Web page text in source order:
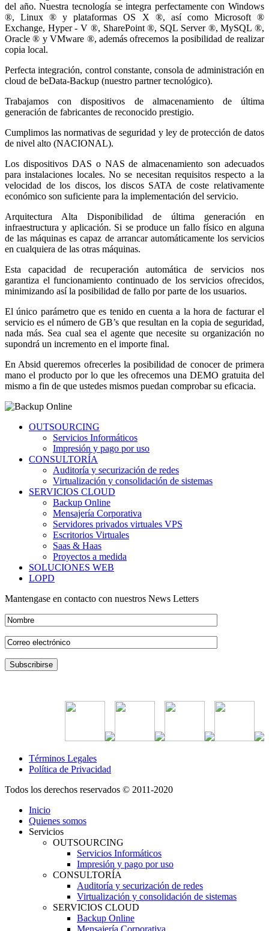
del año. Nuestra tecnología se integra perfectamente con Windows
®, Linux ® y plataformas OS X ®, así como Microsoft ®
Exchange, Hyper - V ®, SharePoint ®, SQL Server ®, MySQL ®,
Oracle ® y VMware ®, además ofrecemos la posibilidad de realizar
copia local.
Perfecta integración, control constante, consola de administración en
cloud de beData-Backup (nuestro partner tecnológico).
Trabajamos con dispositivos de almacenamiento de última
generación de fabricantes de reconocido prestigio.
Cumplimos las normativas de seguridad y ley de protección de datos
de nivel alto (NACIONAL).
Los dispositivos DAS o NAS de almacenamiento son adecuados
para instalaciones locales. No se necesitan requisitos respecto a la
velocidad de los discos, los discos SATA de coste relativamente
económico son suficiente para la implementación del servicio.
Arquitectura Alta Disponibilidad de última generación en
infraestructura y aplicación. Si se produce un fallo físico en alguna
de las máquinas es capaz de arrancar automáticamente los servicios
en cualquiera de las otras máquinas.
Esta capacidad de recuperación automática de servicios nos
garantiza el funcionamiento continuado de los servicios ofrecidos,
minimizando así la posibilidad de fallo por parte de los usuarios.
El único parámetro que es tenido en cuenta a la hora de facturar el
servicio es el número de GB’s que resultan en la copia de seguridad,
nada más. Sea cual sea el agente que necesite su organización no
supondrá un incremento en el importe final.
En Absid queremos ofrecerles la posibilidad de conocer de primera
mano el producto por lo que les ofrecemos una DEMO gratuita del
mismo a fin de que ustedes mismos puedan comprobar su eficacia.
OUTSOURCING
Servicios Informáticos
Impresión y pago por uso
CONSULTORÍA
Auditoría y securización de redes
Virtualización y consolidación de sistemas
SERVICIOS CLOUD
Backup Online
Mensajería Corporativa
Servidores privados virtuales VPS
Escritorios Virtuales
Saas & Haas
Proyectos a medida
SOLUCIONES WEB
LOPD
Mantengase en contacto con nuestros News Letters
Términos Legales
Política de Privacidad
Todos los derechos reservados © 2011-2020
Inicio
Quienes somos
Servicios
OUTSOURCING
Servicios Informáticos
Impresión y pago por uso
CONSULTORÍA
Auditoría y securización de redes
Virtualización y consolidación de sistemas
SERVICIOS CLOUD
Backup Online
Mensajería Corporativa